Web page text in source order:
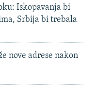
Iskopavanja bi
Srbija bi trebala
nove adrese nakon